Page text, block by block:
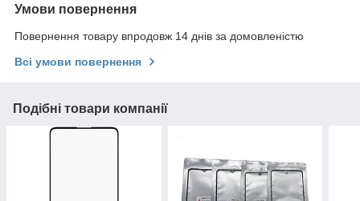
Умови повернення
Повернення товару впродовж 14 днів за домовленістю
Всі умови повернення
Подібні товари компанії